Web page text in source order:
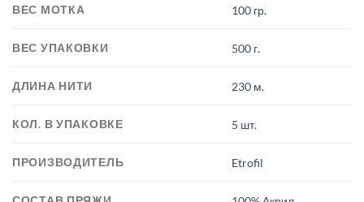
ВЕС МОТКА 100 гр.
ВЕС УПАКОВКИ 500 г.
ДЛИНА НИТИ 230 м.
КОЛ. В УПАКОВКЕ 5 шт.
ПРОИЗВОДИТЕЛЬ Etrofil